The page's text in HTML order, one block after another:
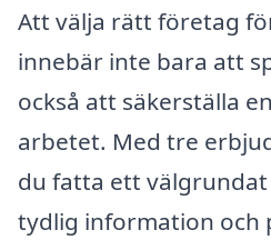
Att välja rätt företag
innebär inte bara att
också att säkerställa
arbetet. Med tre
du fatta ett
tydlig information och